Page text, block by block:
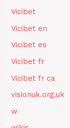
Vicibet
Vicibet en
Vicibet es
Vicibet fr
Vicibet fr ca
visionuk.org.uk
w